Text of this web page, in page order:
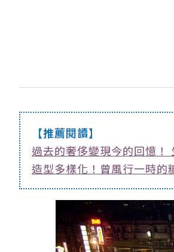
【推薦閱讀】
過去的奢侈變現今的回憶！
造型多樣化！曾風行一時的